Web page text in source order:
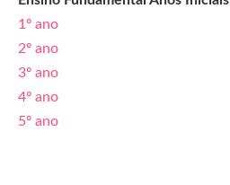
1º ano
2º ano
3º ano
4º ano
5º ano